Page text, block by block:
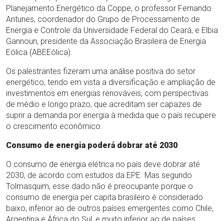
Planejamento Energético da Coppe, o professor Fernando
Antunes, coordenador do Grupo de Processamento de
Energia e Controle da Universidade Federal do Ceará, e Elbia
Gannoun, presidente da Associação Brasileira de Energia
Eólica (ABEEólica).
Os palestrantes fizeram uma análise positiva do setor
energético, tendo em vista a diversificação e ampliação de
investimentos em energias renováveis, com perspectivas
de médio e longo prazo, que acreditam ser capazes de
suprir a demanda por energia à medida que o país recupere
o crescimento econômico.
Consumo de energia poderá dobrar até 2030
O consumo de energia elétrica no país deve dobrar até
2030, de acordo com estudos da EPE. Mas segundo
Tolmasquim, esse dado não é preocupante porque o
consumo de energia per capita brasileiro é considerado
baixo, inferior ao de outros países emergentes como Chile,